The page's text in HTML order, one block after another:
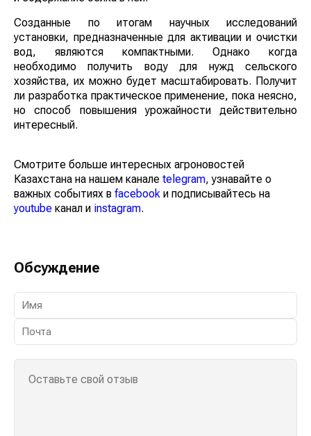
Созданные по итогам научных исследований
установки, предназначенные для активации и очистки
вод, являются компактными. Однако когда
необходимо получить воду для нужд сельского
хозяйства, их можно будет масштабировать. Получит
ли разработка практическое применение, пока
неясно, но способ повышения урожайности
действительно интересный.
Смотрите больше интересных агроновостей
Казахстана на нашем каналеtelegram , узнавайте о
важных событиях вfacebook и подписывайтесь на
youtube канал иinstagram
Обсуждение